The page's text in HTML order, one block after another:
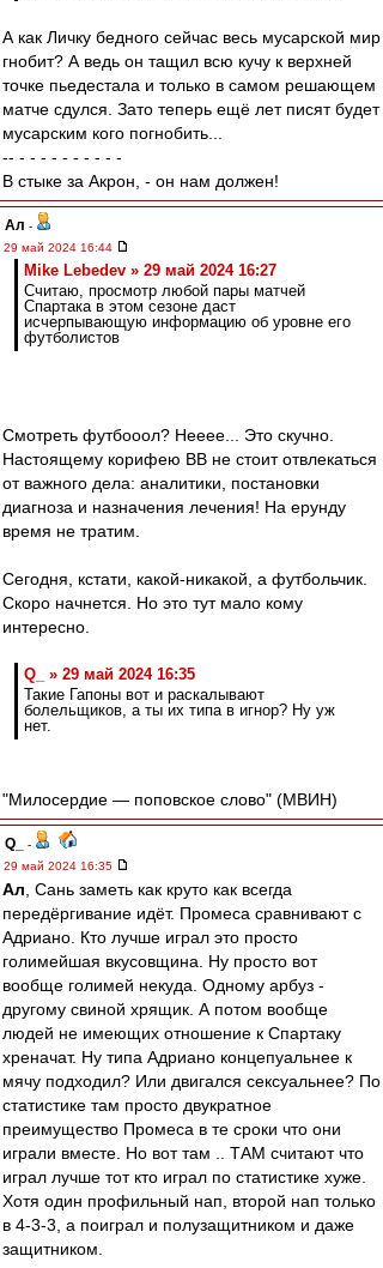
А как Личку бедного сейчас весь мусарской мир
гнобит? А ведь он тащил всю кучу к верхней
точке пьедестала и только в самом решающем
матче сдулся. Зато теперь ещё лет писят будет
мусарским кого погнобить...
-- - - - - - - - - - -
В стыке за Акрон, - он нам должен!
Ал -
29 май 2024 16:44
Mike Lebedev » 29 май 2024 16:27
Считаю, просмотр любой пары матчей
Спартака в этом сезоне даст
исчерпывающую информацию об уровне его
футболистов
Смотреть футбооол? Нееее... Это скучно.
Настоящему корифею ВВ не стоит отвлекаться
от важного дела: аналитики, постановки
диагноза и назначения лечения! На ерунду
время не тратим.
Сегодня, кстати, какой-никакой, а футбольчик.
Скоро начнется. Но это тут мало кому
интересно.
Q_ » 29 май 2024 16:35
Такие Гапоны вот и раскалывают
болельщиков, а ты их типа в игнор? Ну уж
нет.
"Милосердие — поповское слово" (МВИН)
Q_
-
29 май 2024 16:35
Ал , Сань заметь как круто как всегда
передёргивание идёт. Промеса сравнивают с
Адриано. Кто лучше играл это просто
голимейшая вкусовщина. Ну просто вот
вообще голимей некуда. Одному арбуз -
другому свиной хрящик. А потом вообще
людей не имеющих отношение к Спартаку
хреначат. Ну типа Адриано концепуальнее к
мячу подходил? Или двигался сексуальнее? По
статистике там просто двукратное
преимущество Промеса в те сроки что они
играли вместе. Но вот там .. ТАМ считают что
играл лучше тот кто играл по статистике хуже.
Хотя один профильный нап, второй нап только
в 4-3-3, а поиграл и полузащитником и даже
защитником.